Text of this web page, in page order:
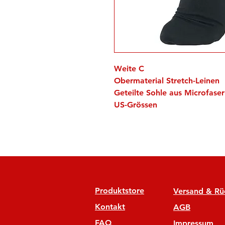
Weite C
Obermaterial Stretch-Leinen
Geteilte Sohle aus
US-Grössen
Produktstore
Kontakt
FAQ
Versand &
AGB